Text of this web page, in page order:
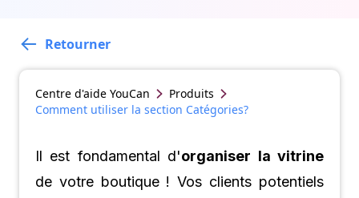
Retourner
Centre d'aide YouCan
Produits
Comment utiliser la section Catégories?
Il est fondamental d'organiser la vitrine
de votre boutique ! Vos clients potentiels